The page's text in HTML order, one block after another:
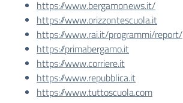
https://www.bergamonews.it/
https://www.orizzontescuola.it
https://www.rai.it/programmi/report/
https://primabergamo.it
https://www.corriere.it
https://www.repubblica.it
https://www.tuttoscuola.com